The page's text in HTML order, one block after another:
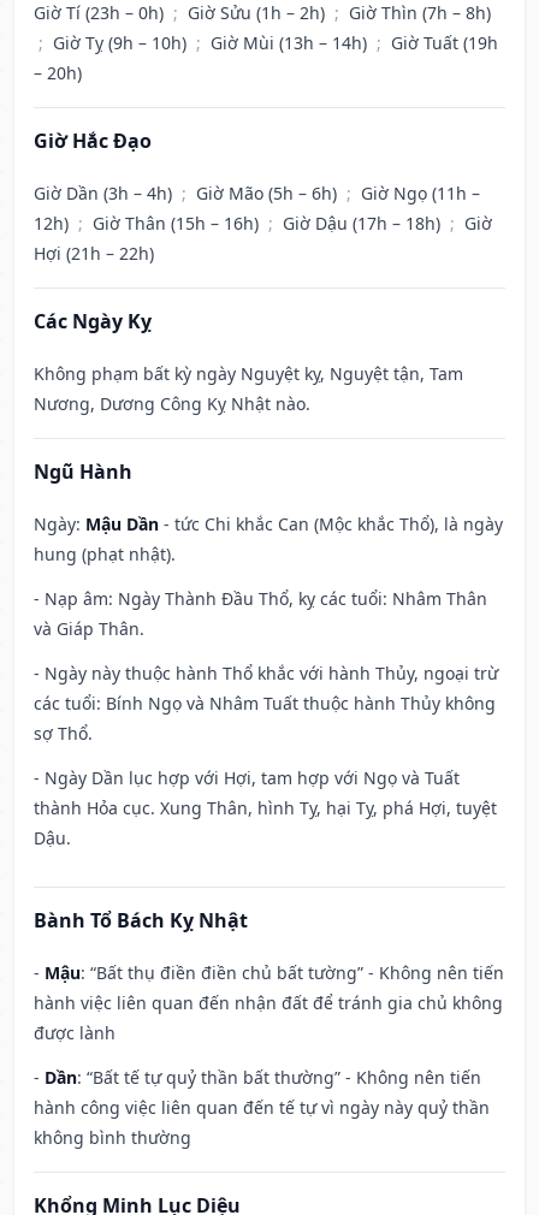
Giờ Tí (23h – 0h) ; Giờ Sửu (1h – 2h) ; Giờ Thìn (7h – 8h)
; Giờ Tỵ (9h – 10h) ; Giờ Mùi (13h – 14h) ; Giờ Tuất (19h
– 20h)
Giờ Hắc Đạo
Giờ Dần (3h – 4h) ; Giờ Mão (5h – 6h) ; Giờ Ngọ (11h –
12h) ; Giờ Thân (15h – 16h) ; Giờ Dậu (17h – 18h) ; Giờ
Hợi (21h – 22h)
Các Ngày Kỵ
Không phạm bất kỳ ngày Nguyệt kỵ, Nguyệt tận, Tam
Nương, Dương Công Kỵ Nhật nào.
Ngũ Hành
Ngày: Mậu Dần - tức Chi khắc Can (Mộc khắc Thổ), là ngày
hung (phạt nhật).
- Nạp âm: Ngày Thành Đầu Thổ, kỵ các tuổi: Nhâm Thân
và Giáp Thân.
- Ngày này thuộc hành Thổ khắc với hành Thủy, ngoại trừ
các tuổi: Bính Ngọ và Nhâm Tuất thuộc hành Thủy không
sợ Thổ.
- Ngày Dần lục hợp với Hợi, tam hợp với Ngọ và Tuất
thành Hỏa cục. Xung Thân, hình Tỵ, hại Tỵ, phá Hợi, tuyệt
Dậu.
Bành Tổ Bách Kỵ Nhật
- Mậu: “Bất thụ điền điền chủ bất tường” - Không nên tiến
hành việc liên quan đến nhận đất để tránh gia chủ không
được lành
- Dần: “Bất tế tự quỷ thần bất thường” - Không nên tiến
hành công việc liên quan đến tế tự vì ngày này quỷ thần
không bình thường
Khổng Minh Lục Diệu